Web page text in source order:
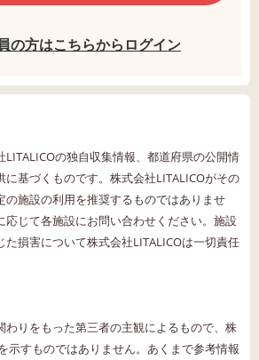
の方はこちらからログイン
の独自収集情報、都道府県の公開情
基づくものです。株式会社LITALICOがその
の施設の利用を推奨するものではありませ
応じて各施設にお問い合わせください。施設
損害について株式会社LITALICOは一切責任
わりをもった第三者の主観によるもので、株
示すものではありません。あくまで参考情報